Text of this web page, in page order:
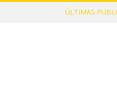
ÚLTIMAS